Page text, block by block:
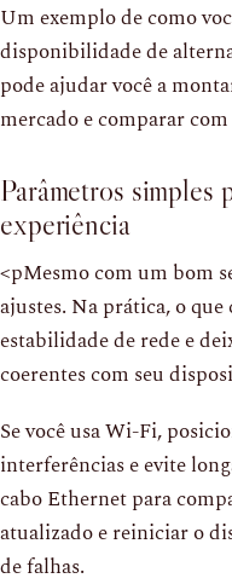
Um exemplo de como
disponibilidade de
pode ajudar você a
mercado e comparar
Parâmetros simples
experiência
<pMesmo com um bom
ajustes. Na prática, o
estabilidade de rede e
coerentes com seu
Se você usa Wi-Fi,
interferências e evite
cabo Ethernet para
atualizado e reiniciar o
de falhas.